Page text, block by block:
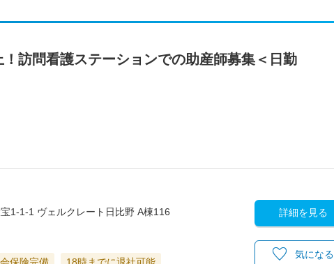
訪問看護ステーションでの助産師募集＜日勤
1‐1‐1 ヴェルクレート日比野 A棟116
詳細を見る
気になる